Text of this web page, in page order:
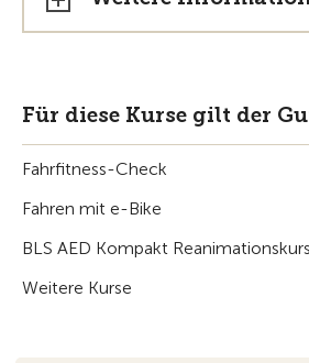
Für diese Kurse gilt der
Fahrfitness-Check
Fahren mit e-Bike
BLS AED Kompakt Reanimationskurs
Weitere Kurse